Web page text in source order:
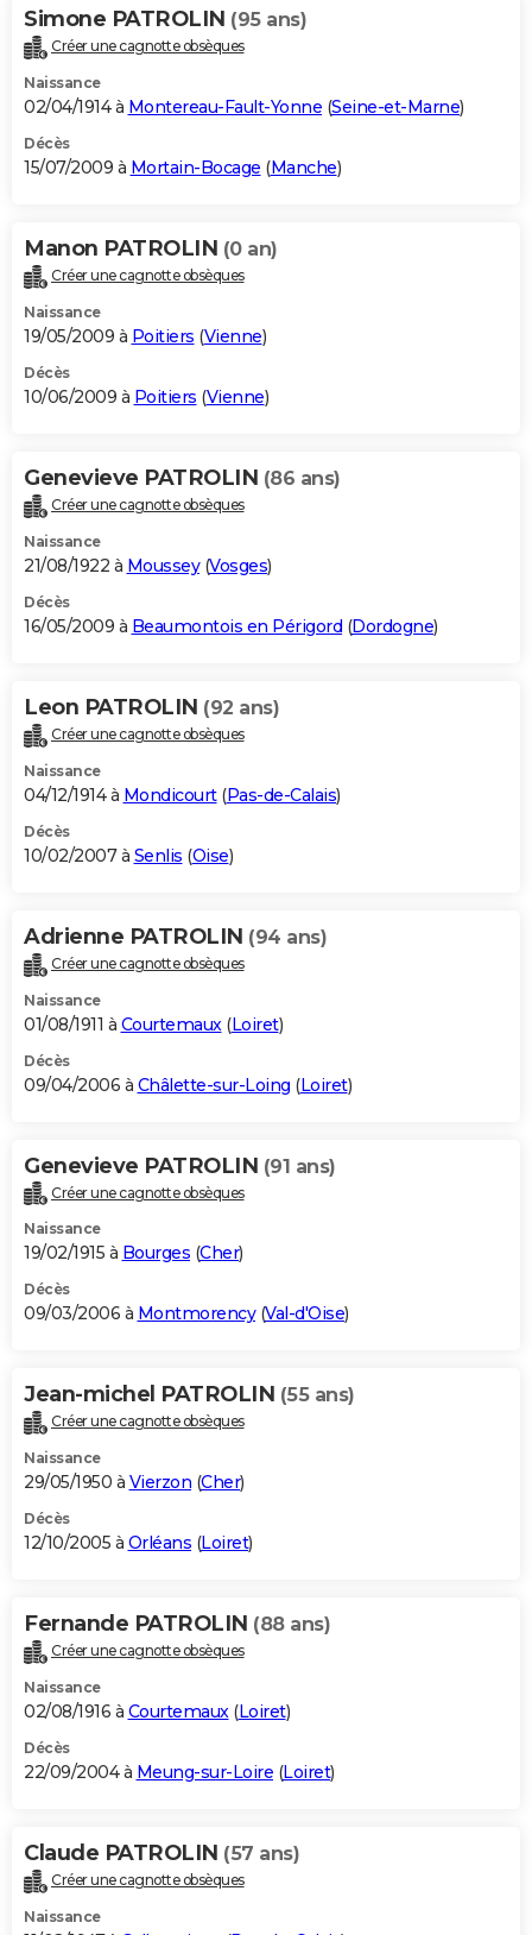
Simone PATROLIN (95 ans)
Créer une cagnotte obsèques
Naissance
02/04/1914 à Montereau-Fault-Yonne (Seine-et-Marne)
Décès
15/07/2009 à Mortain-Bocage (Manche)
Manon PATROLIN (0 an)
Créer une cagnotte obsèques
Naissance
19/05/2009 à Poitiers (Vienne)
Décès
10/06/2009 à Poitiers (Vienne)
Genevieve PATROLIN (86 ans)
Créer une cagnotte obsèques
Naissance
21/08/1922 à Moussey(Vosges)
Décès
16/05/2009 à Beaumontois en Périgord (Dordogne)
Leon PATROLIN (92 ans)
Créer une cagnotte obsèques
Naissance
04/12/1914 à Mondicourt(Pas-de-Calais)
Décès
10/02/2007 à Senlis (Oise)
Adrienne PATROLIN (94 ans)
Créer une cagnotte obsèques
Naissance
01/08/1911 à Courtemaux (Loiret)
Décès
09/04/2006 à Châlette-sur-Loing (Loiret)
Genevieve PATROLIN (91 ans)
Créer une cagnotte obsèques
Naissance
19/02/1915 à Bourges (Cher)
Décès
09/03/2006 à Montmorency(Val-d'Oise)
Jean-michel PATROLIN (55 ans)
Créer une cagnotte obsèques
Naissance
29/05/1950 à Vierzon (Cher)
Décès
12/10/2005 à Orléans (Loiret)
Fernande PATROLIN (88 ans)
Créer une cagnotte obsèques
Naissance
02/08/1916 à Courtemaux(Loiret)
Décès
22/09/2004 à Meung-sur-Loire (Loiret)
Claude PATROLIN (57 ans)
Créer une cagnotte obsèques
Naissance